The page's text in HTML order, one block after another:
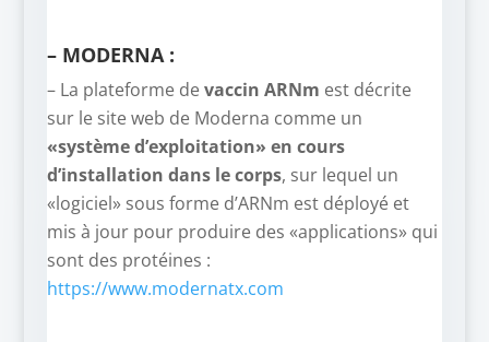
– MODERNA :
– La plateforme devaccin ARNm est décrite
sur le site web de Moderna comme un
«système d’exploitation» en cours
d’installation dans le corps, sur lequel un
«logiciel» sous forme d’ARNm est déployé et
mis à jour pour produire des «applications» qui
sont des protéines :
https://www.modernatx.com